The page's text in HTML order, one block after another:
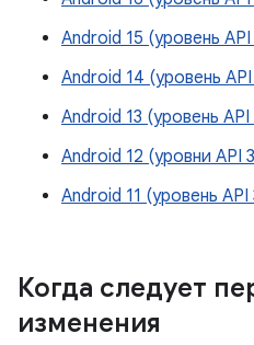
Android 15 (уровень API
Android 14 (уровень
Android 13 (уровень API
Android 12 (уровни API
Android 11 (уровень API
Когда следует
изменения